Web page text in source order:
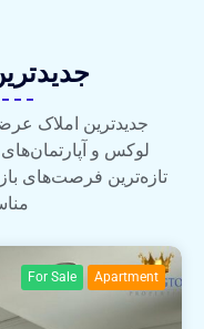
جدیدترین املاک
لوکس و
تازه‌ترین فرصت‌های
Apartment
For Sale